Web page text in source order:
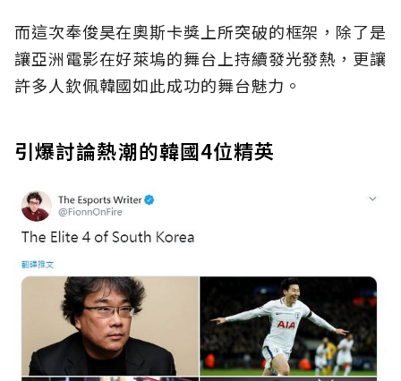
而這次奉俊昊在奧斯卡獎上所突破的框架，除了是
讓亞洲電影在好萊塢的舞台上持續發光發熱，更讓
許多人欽佩韓國如此成功的舞台魅力。
引爆討論熱潮的韓國4位精英